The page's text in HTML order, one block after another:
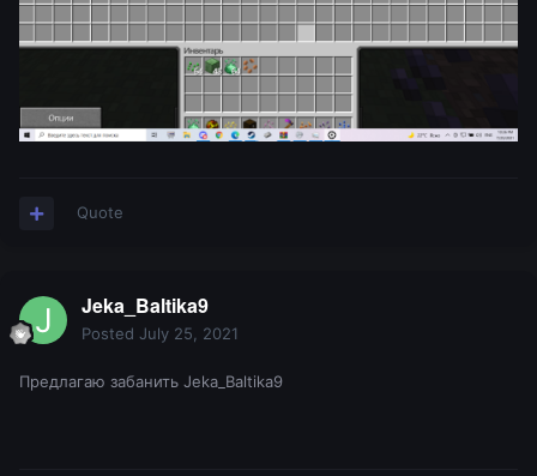
Quote
Jeka_Baltika9
Posted July 25, 2021
Предлагаю забанить Jeka_Baltika9